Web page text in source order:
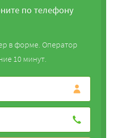
по телефону
в форме. Оператор
10 минут.